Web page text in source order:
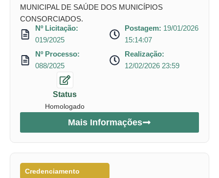
MUNICIPAL DE SAÚDE DOS MUNICÍPIOS
CONSORCIADOS.
Nº Licitação:
019/2025
Nº Processo:
088/2025
Postagem: 19/01/2026
15:14:07
Realização:
12/02/2026 23:59
Status
Homologado
Mais Informações
Credenciamento